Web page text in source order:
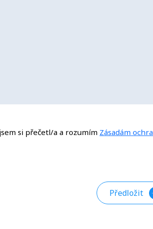
si přečetl/a a rozumím Zásadám